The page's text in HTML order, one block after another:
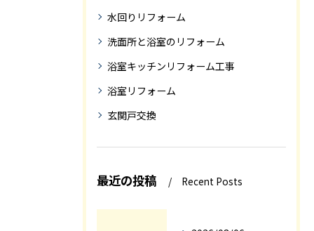
水回りリフォーム
洗面所と浴室のリフォーム
浴室キッチンリフォーム工事
浴室リフォーム
玄関戸交換
最近の投稿 Recent Posts